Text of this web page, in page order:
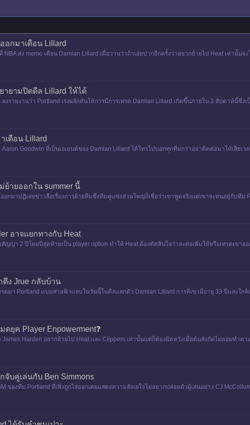
อกมาเตือน Lillard
ที่ NBA ส่ง memo เตือน Damian Lillard เมื่อวานว่าถ้าเอ่ยปากอีกครั้งว่าอยากย้ายไป Heat เท่านั้น
กันเช่น Anthony Dav
ายามปิดดีล Lillard ให้ได้
ลงรายงานว่า Portland เร่งผลักดันให้การมีการเทรด Damian Lillard เกิดขึ้นภายใน 3 สัปดาห์นี้ซึ่
เตือน Lillard
Aaron Goodwin ที่เป็นเอเยนต์ของ Damian Lillard ได้โทรไปบอกทุกทีมกว่าอย่าติดต่อมาให้เสียเ
ย้ายออกใน summer นี้
อกมาปฏิเสธข่าวลือเรื่องการย้ายทีมซึ่งทีมคู่เเข่งส่วนใหญ่ก็เชื่อว่าเขาพูดจริงเเต่เขาจะทนอยู่กับทีม
อาจเเยกทางกับ Heat
สัญญา 2 ปีโดยปีสุดท้ายเป็น player option ทําให้ Heat ต้องตัดสินใจว่าจะต่อเพิ่มให้หรือเทรดเขาอ
ดึง Jrue กลับบ้าน
ดมา Portland เเบบสายฟ้าเเลบในวันนี้ในดีลเเลกตัว Damian Lillard การที่เขามีอายุ 33 ปีเเละ
ดยุค Player Enpowerment❓
James Harden อยากย้ายไป Heat เเละ Clippers เท่านั้นเเต่ก็ต้องผิดหวังเมื่อต้นสังกัดไม่ยอมทําต
จับคู่เล่นกับ Ben Simmons
ของทีม Portland ที่เพิ่งถูกไล่ออกเคยเเสดงความลังเลใจไม่อยากปล่อยตัวผู้เล่นอย่าง CJ